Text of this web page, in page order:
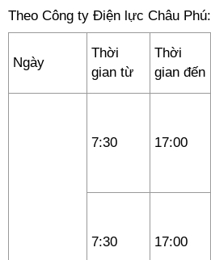
Theo Công ty Điện lực Châu Phú:
Ngày
Thời
gian từ
Thời
gian đến
7:30 17:00
7:30 17:00